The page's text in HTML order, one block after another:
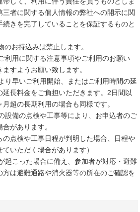
者に関する個人情報の弊社への開示に関
続きを完了していることを保証するものと
お持込みは禁止します。
利用に関する注意事項やご利用のお願い
すようお願い致します。
早いご利用開始、またはご利用時間の延
長料金をご負担いただきます。2日間以
超の長期利用の場合も同様です。
備の点検や工事等により、お申込者のご
があります。
の点検や工事日程が判明した場合、日程や
いただく場合があります）
こった場合に備え、参加者が対応・避難
は避難通路や消火器等の所在のご確認を